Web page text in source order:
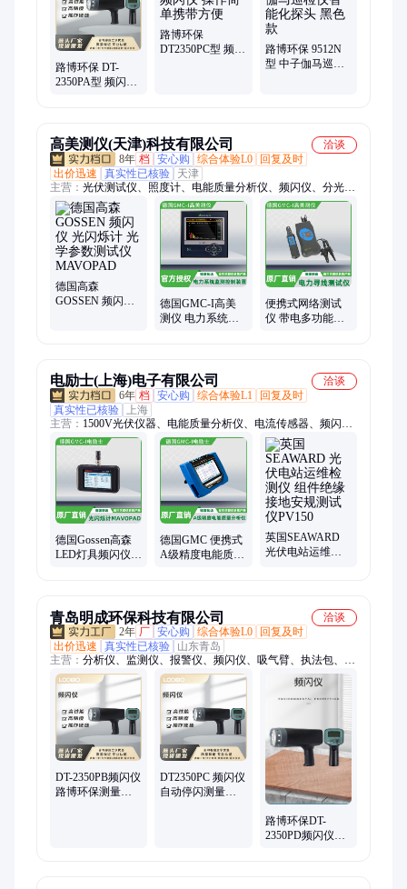
路博环保 DT-
2350PA型 频闪转
路博环保
DT2350PC型 频闪
路博环保 9512N
型 中子伽马巡检
高美测仪(天津)科技有限公司
洽谈
8年 档 安心购 综合体验L0
回复及时
出价迅速
真实性已核验
天津
主营： 光伏测试仪、照度计、电能质量分析仪、频闪仪、分光辐
射照度计、在线电能质量监控装置、光伏IV曲线测试仪、电流传
感器、医疗安规测试仪、安规测试仪、在线电能质量监控、万用
表、绝缘电阻测试仪、泄露电流测试仪、接地电阻测试仪、亮度
计、患者模拟器、耐压测试仪、可编程直流电源、高频电刀分析
仪、功率分析仪、注射泵测试仪、除颤测试仪、色彩照度计、
1500V光伏IV、光伏绝缘测试仪
德国高森
GOSSEN 频闪仪
德国GMC-I高美
测仪 电力系统监
便携式网络测试
仪 带电多功能寻
电励士(上海)电子有限公司
洽谈
6年 档 安心购 综合体验L1
回复及时
真实性已核验
上海
主营： 1500V光伏仪器、电能质量分析仪、电流传感器、频闪
仪、在线电能质量监测装置、光伏绝缘测试仪、万用表、照度
计、亮度计、微欧计、安规测试仪、绝缘电阻测试仪、电气安规
测试仪、电量变送器、角位变送器、光伏测试仪、EL测试仪、
IV曲线测试仪、分光辐射照度计、医疗安规测试仪、可编程直流
电源、高频电刀分析仪、患者模拟器、绝缘耐压测试仪、紫外照
度计、光伏电站测试仪
德国Gossen高森
LED灯具频闪仪
德国GMC 便携式
A级精度电能质量
英国SEAWARD
光伏电站运维检
青岛明成环保科技有限公司
洽谈
2年 厂 安心购 综合体验L0
回复及时
出价迅速
真实性已核验
山东青岛
主营： 分析仪、监测仪、报警仪、频闪仪、吸气臂、执法包、测
量仪、锂电池、臭氧计、加热器、黑度仪、测定仪、传感器、物
安全、计数器、流量计、采样器、传声器、消解器、烟度计、机
器人、采样头、控制器、防护包、浊度仪、检测器
DT-2350PB频闪仪
路博环保测量范
DT2350PC 频闪仪
自动停闪测量范
路博环保DT-
2350PD频闪仪操